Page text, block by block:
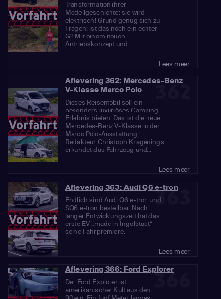
Transformation ihrer
Modellgeschichte: sie wird
elektrisch! Grund genug sich zu
Fragen: ist das noch ein echter
G? Mit einem neuen
Antriebskonzept und ...
Lees meer
362
Aflevering 362: Mercedes-Benz
V-Klasse Marco Polo
Dieses Reisemobil soll ein
besonders luxuriöses Camping-
Erlebnis bieten: Das ist die neue
Mercedes-Benz V-Klasse in der
Marco Polo-Ausstattung.
Redakteur Christoph Kragenings
erkundet das Fahrzeug und...
Lees meer
363
Aflevering 363: Audi Q6 e-tron
Endlich sind Audi Q6 e-tron und
SQ6 e-tron bestellbar. Nach
langer Entwicklungszeit hat das
erste EV „made in Ingolstadt“
seine Fahrpremiere.
Lees meer
366
Aflevering 366: Ford Explorer
Der Ford Explorer ist
amerikanischer Kult aus den